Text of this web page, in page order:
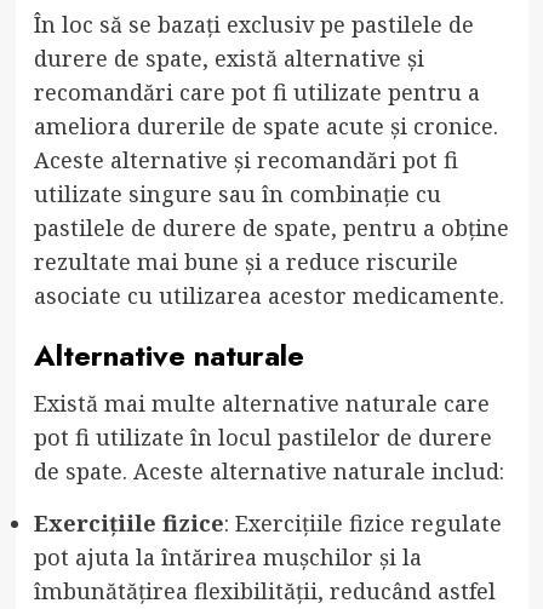
În loc să se bazați exclusiv pe pastilele de
durere de spate, există alternative și
recomandări care pot fi utilizate pentru a
ameliora durerile de spate acute și cronice.
Aceste alternative și recomandări pot fi
utilizate singure sau în combinație cu
pastilele de durere de spate, pentru a obține
rezultate mai bune și a reduce riscurile
asociate cu utilizarea acestor medicamente.
Alternative naturale
Există mai multe alternative naturale care
pot fi utilizate în locul pastilelor de durere
de spate. Aceste alternative naturale includ:
Exercițiile fizice: Exercițiile fizice regulate
pot ajuta la întărirea mușchilor și la
îmbunătățirea flexibilității, reducând astfel